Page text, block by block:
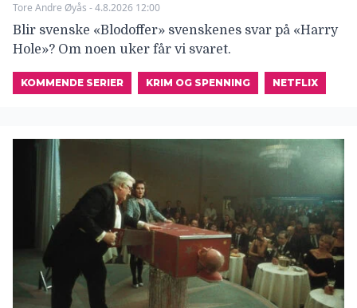
Tore Andre Øyås - 4.8.2026 12:00
Blir svenske «Blodoffer» svenskenes svar på «Harry
Hole»? Om noen uker får vi svaret.
KOMMENDE SERIER KRIM OG SPENNING NETFLIX